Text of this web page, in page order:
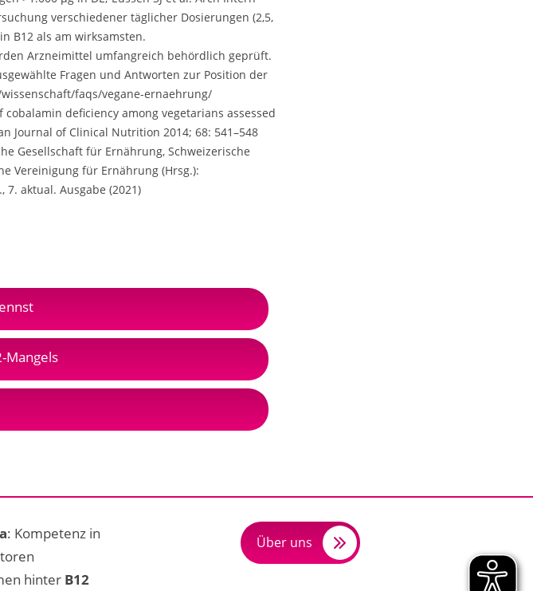
verschiedener täglicher Dosierungen (2,5,
B12 als am wirksamsten.
Arzneimittel umfangreich behördlich geprüft.
Fragen und Antworten zur Position der
faqs/vegane-ernaehrung/
cobalamin deficiency among vegetarians assessed
Journal of Clinical Nutrition 2014; 68: 541–548
Gesellschaft für Ernährung, Schweizerische
Vereinigung für Ernährung (Hrsg.):
aktual. Ausgabe (2021)
Mangels
: Kompetenz in
hinter B12
Über uns